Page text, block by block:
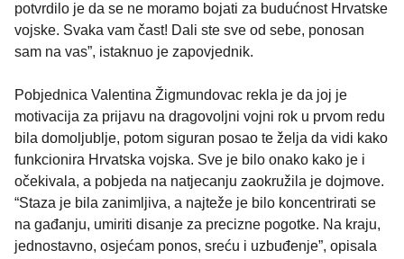
potvrdilo je da se ne moramo bojati za budućnost Hrvatske
vojske. Svaka vam čast! Dali ste sve od sebe, ponosan
sam na vas”, istaknuo je zapovjednik.
Pobjednica Valentina Žigmundovac rekla je da joj je
motivacija za prijavu na dragovoljni vojni rok u prvom redu
bila domoljublje, potom siguran posao te želja da vidi kako
funkcionira Hrvatska vojska. Sve je bilo onako kako je i
očekivala, a pobjeda na natjecanju zaokružila je dojmove.
“Staza je bila zanimljiva, a najteže je bilo koncentrirati se
na gađanju, umiriti disanje za precizne pogotke. Na kraju,
jednostavno, osjećam ponos, sreću i uzbuđenje”, opisala